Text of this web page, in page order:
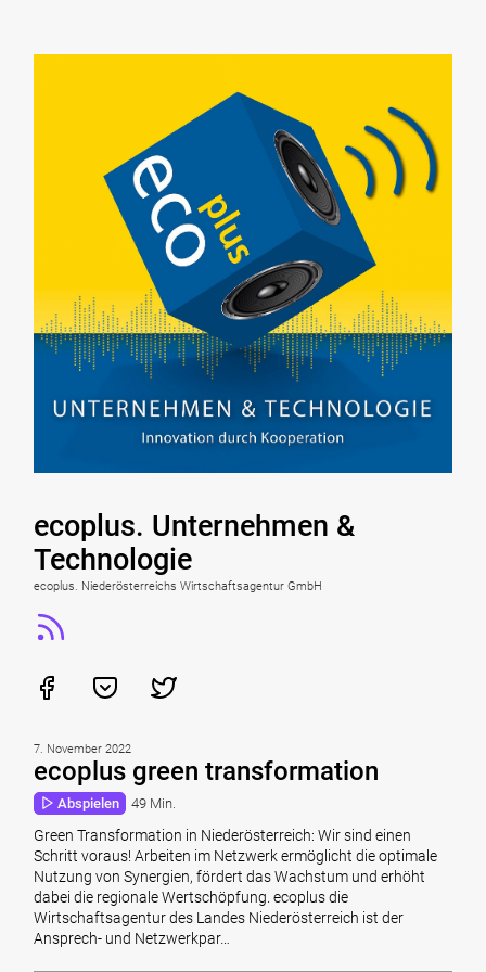
ecoplus. Unternehmen &
Technologie
ecoplus. Niederösterreichs Wirtschaftsagentur GmbH
7. November 2022
ecoplus green transformation
Abspielen 49 Min.
Green Transformation in Niederösterreich: Wir sind einen
Schritt voraus! Arbeiten im Netzwerk ermöglicht die optimale
Nutzung von Synergien, fördert das Wachstum und erhöht
dabei die regionale Wertschöpfung. ecoplus die
Wirtschaftsagentur des Landes Niederösterreich ist der
Ansprech- und Netzwerkpar…